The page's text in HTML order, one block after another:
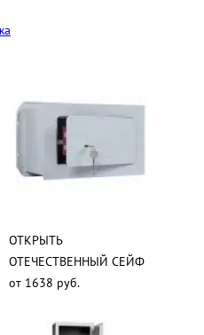
ОТКРЫТЬ
ОТЕЧЕСТВЕННЫЙ СЕЙФ
от 1638 руб.